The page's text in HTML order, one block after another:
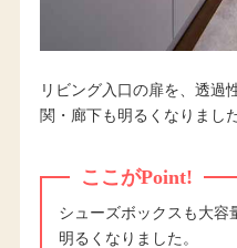
リビング入口の扉を、透過
関・廊下も明るくなりました
ここがPoint!
シューズボックスも大容
明るくなりました。